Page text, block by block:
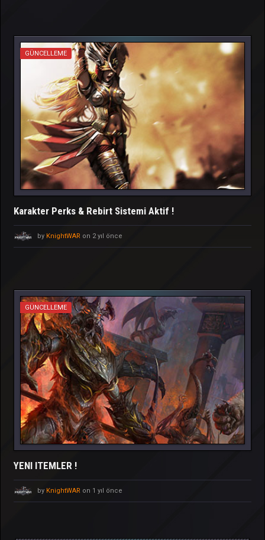
GÜNCELLEME
Karakter Perks & Rebirt Sistemi Aktif !
by KnightWAR on 2 yıl önce
GÜNCELLEME
YENI ITEMLER !
by KnightWAR on 1 yıl önce